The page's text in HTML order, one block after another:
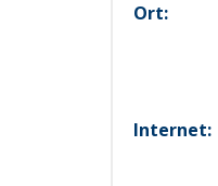
Ort:
Internet: